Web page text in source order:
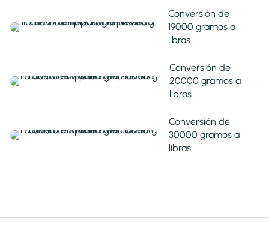
Conversión de
19000 gramos a
libras
Conversión de
20000 gramos a
libras
Conversión de
30000 gramos a
libras